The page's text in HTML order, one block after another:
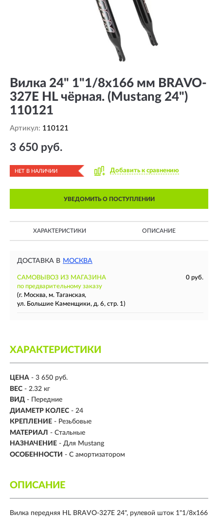
Вилка 24" 1"1/8х166 мм BRAVO-
327E HL чёрная. (Mustang 24")
110121
Артикул: 110121
3 650 руб.
НЕТ В НАЛИЧИИ Добавить к сравнению
УВЕДОМИТЬ О ПОСТУПЛЕНИИ
ХАРАКТЕРИСТИКИ ОПИСАНИЕ
ДОСТАВКА В МОСКВА
САМОВЫВОЗ ИЗ МАГАЗИНА
0 руб.
по предварительному заказу
(г. Москва, м. Таганская,
ул. Большие Каменщики, д. 6, стр. 1)
ХАРАКТЕРИСТИКИ
ЦЕНА - 3 650 руб.
ВЕС - 2.32 кг
ВИД -
Передние
ДИАМЕТР КОЛЕС - 24
КРЕПЛЕНИЕ - Резьбовые
МАТЕРИАЛ - Стальные
НАЗНАЧЕНИЕ - Для Mustang
ОСОБЕННОСТИ - С амортизатором
ОПИСАНИЕ
Вилка передняя HL BRAVO-327E 24", рулевой шток 1"1/8х166